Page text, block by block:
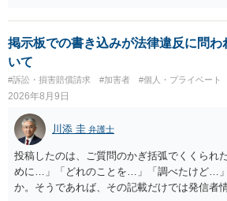
な投稿をする場合にはなおさら）。
掲示板での書き込みが法律違反に問わ
いて
#訴訟・損害賠償請求 #加害者 #個人・プライベート
2026年8月9日
川添 圭 弁護士
投稿したのは、ご質問のかぎ括弧でくくられ
めに…」「どれのことを…」「調べたけど…
か。そうであれば、その記載だけでは発信者